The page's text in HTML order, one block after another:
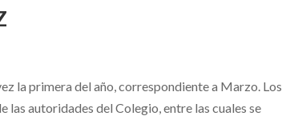
la primera del año, correspondiente a Marzo. Los
las autoridades del Colegio, entre las cuales se